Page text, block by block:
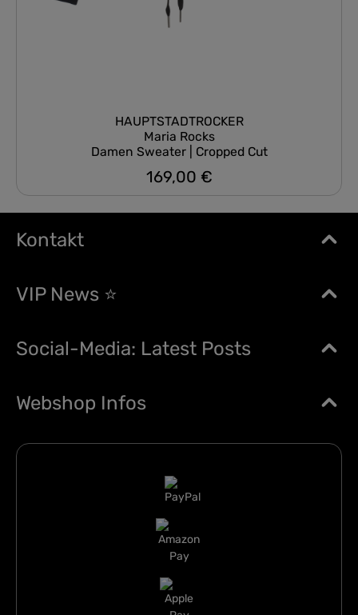
HAUPTSTADTROCKER
Maria Rocks
Damen Sweater | Cropped Cut
Regulärer Preis:
169,00 €
Kontakt
VIP News ⭐
Social-Media: Latest Posts
Webshop Infos